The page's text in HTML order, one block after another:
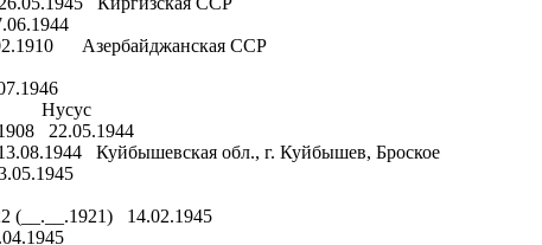
Азербайджанская ССР
Нусус
22.05.1944
Куйбышевская обл., г. Куйбышев, Броское
(__.__.1921) 14.02.1945